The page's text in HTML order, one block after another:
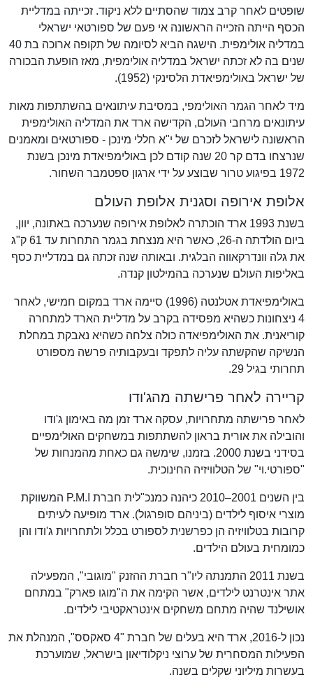
שופטים לאחר קרב צמוד שהסתיים ללא ניקוד. זכייתה במדליית
הכסף הייתה הזכייה הראשונה אי פעם של ספורטאי ישראלי
במדליה אולימפית. הישגה הביא לסיומה של תקופה ארוכה בת 40
שנים בה לא זכתה ישראל במדליה אולימפית, מאז הופעת הבכורה
של ישראל באולימפיאדת הלסינקי (1952).
מיד לאחר הגמר האולימפי, במסיבת עיתונאים בהשתתפות מאות
עיתונאים מרחבי העולם, הקדישה ארד את המדליה האולימפית
הראשונה לישראל לזכרם של י"א חללי מינכן - ספורטאים ומאמנים
שנרצחו בדם קר 20 שנה קודם לכן באולימפיאדת מינכן בשנת
1972 בפיגוע טרור שבוצע על ידי ארגון ספטמבר השחור.
אלופת אירופה וסגנית אלופת העולם
בשנת 1993 ארד הוכתרה לאלופת אירופה שנערכה באתונה, יוון,
ביום הולדתה ה-26, כאשר היא מנצחת בגמר התחרות עד 61 ק"ג
את גלה וונדרקאווה הבלגית. ובאותה שנה זכתה גם במדליית כסף
באליפות העולם שנערכה בהמילטון קנדה.
באולימפיאדת אטלנטה (1996) סיימה ארד במקום חמישי, לאחר
4 ניצחונות כשהיא מפסידה בקרב על מדליית הארד למתחרה
קוריאנית. את האולימפיאדה כולה צלחה כשהיא נאבקת במחלת
הנשיקה שהקשתה עליה לתפקד ובעקבותיה פרשה מספורט
תחרותי בגיל 29.
קריירה לאחר פרישתה מהג'ודו
לאחר פרישתה מתחרויות, עסקה ארד זמן מה באימון ג'ודו
והובילה את אורית בראון להשתתפות במשחקים האולימפיים
בסידני בשנת 2000. בזמנו, שימשה גם כאחת מהמנחות של
"ספורטי.וי" של הטלוויזיה החינוכית.
בין השנים 2001–2010 כיהנה כמנכ"לית חברת P.M.I המשווקת
מוצרי איסוף לילדים (ביניהם סופרגול). ארד מופיעה לעיתים
קרובות בטלוויזיה הן כפרשנית לספורט בכלל ולתחרויות ג'ודו והן
כמומחית בעולם הילדים.
בשנת 2011 התמנתה ליו"ר חברת ההזנק "מוגובי", המפעילה
אתר אינטרנט לילדים, אשר הקימה את ה"מוגו פארק" במתחם
אושילנד שהיה מתחם משחקים אינטראקטיבי לילדים.
נכון ל-2016, ארד היא בעלים של חברת "4 סאקסס", המנהלת את
הפעילות המסחרית של ערוצי ניקלודיאון בישראל, שמוערכת
בעשרות מיליוני שקלים בשנה.